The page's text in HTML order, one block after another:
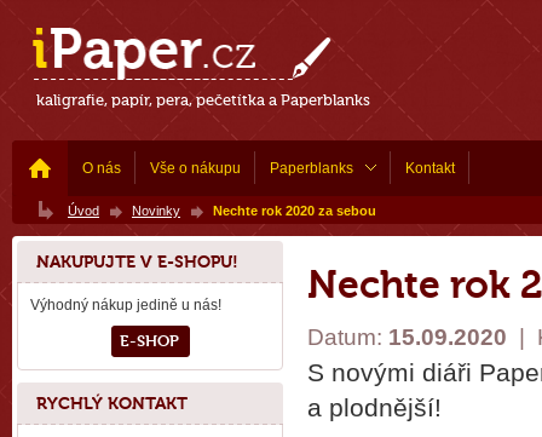
kaligrafie, papír, pera, pečetítka a Paperblanks
O nás Vše o nákupu Paperblanks Kontakt
Úvod Novinky Nechte rok 2020 za sebou
Nechte rok
Datum: 15.09.2020
S novými diáři
a plodnější!
NAKUPUJTE V E-SHOPU!
Výhodný nákup jedině u nás!
E-SHOP
RYCHLÝ KONTAKT